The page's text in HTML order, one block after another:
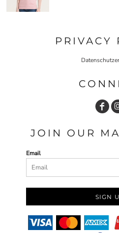
PRIVACY
JOIN OUR
Email
SIGN